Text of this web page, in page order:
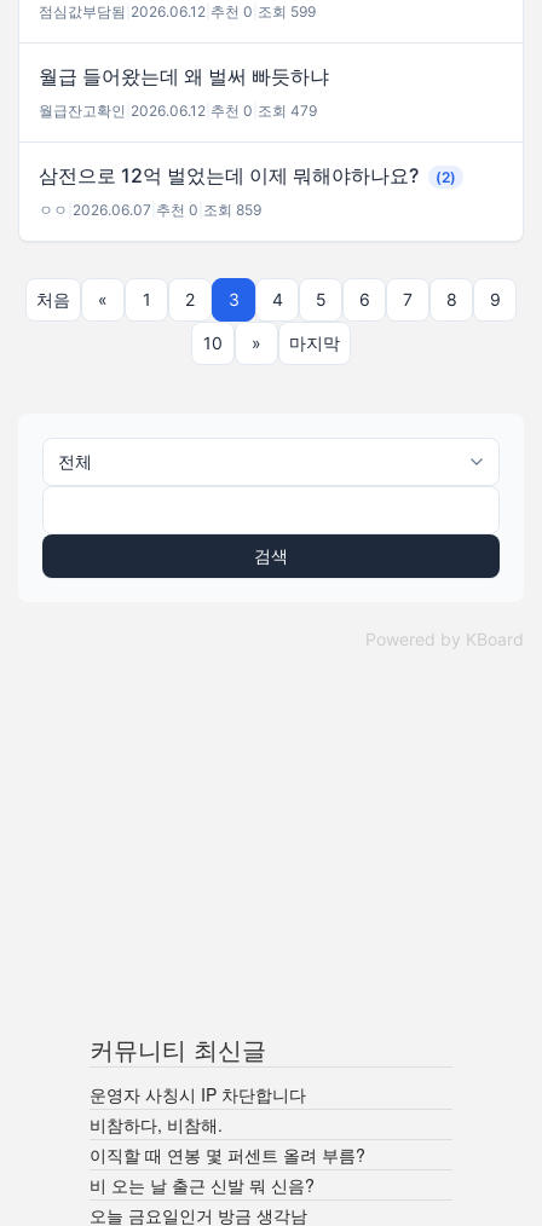
점심값부담됨 2026.06.12 추천 0 조회 599
월급 들어왔는데 왜 벌써 빠듯하냐
월급잔고확인 2026.06.12 추천 0 조회 479
삼전으로 12억 벌었는데 이제 뭐해야하나요?
(2)
ㅇㅇ 2026.06.07 추천 0 조회 859
처음 « 1 2 3 4 5 6 7 8 9
10 » 마지막
검색
Powered by KBoard
커뮤니티 최신글
운영자 사칭시 IP 차단합니다
비참하다, 비참해.
이직할 때 연봉 몇 퍼센트 올려 부름?
비 오는 날 출근 신발 뭐 신음?
오늘 금요일인거 방금 생각남